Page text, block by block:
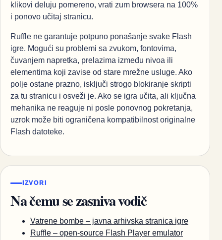
klikovi deluju pomereno, vrati zum browsera na 100%
i ponovo učitaj stranicu.
Ruffle ne garantuje potpuno ponašanje svake Flash
igre. Mogući su problemi sa zvukom, fontovima,
čuvanjem napretka, prelazima između nivoa ili
elementima koji zavise od stare mrežne usluge. Ako
polje ostane prazno, isključi strogo blokiranje skripti
za tu stranicu i osveži je. Ako se igra učita, ali ključna
mehanika ne reaguje ni posle ponovnog pokretanja,
uzrok može biti ograničena kompatibilnost originalne
Flash datoteke.
IZVORI
Na čemu se zasniva vodič
Vatrene bombe – javna arhivska stranica igre
Ruffle – open-source Flash Player emulator